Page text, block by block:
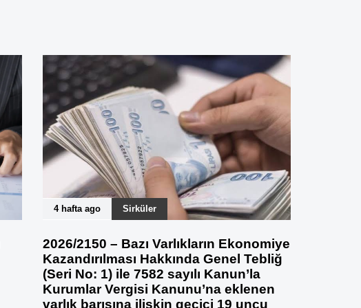
4 hafta ago Sirküler
2026/2150 – Bazı Varlıkların Ekonomiye
Kazandırılması Hakkında Genel Tebliğ
(Seri No: 1) ile 7582 sayılı Kanun’la
Kurumlar Vergisi Kanunu’na eklenen
varlık barışına ilişkin geçici 19 uncu